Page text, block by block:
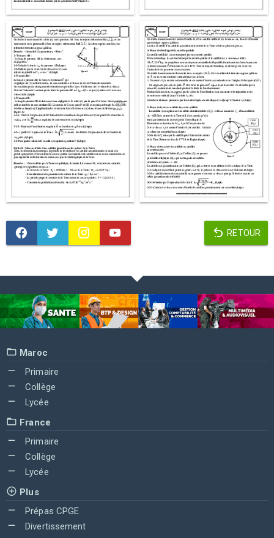
RETOUR
Maroc
Primaire
Collège
Lycée
France
Primaire
Collège
Lycée
Plus
Prépas CPGE
Divertissement